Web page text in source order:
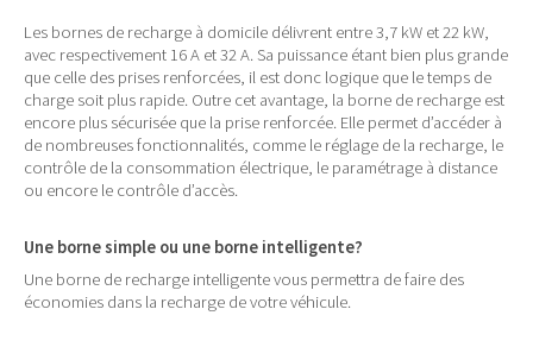
Les bornes de recharge à domicile délivrent entre 3,7 kW et 22 kW,
avec respectivement 16 A et 32 A. Sa puissance étant bien plus grande
que celle des prises renforcées, il est donc logique que le temps de
charge soit plus rapide. Outre cet avantage, la borne de recharge est
encore plus sécurisée que la prise renforcée. Elle permet d’accéder à
de nombreuses fonctionnalités, comme le réglage de la recharge, le
contrôle de la consommation électrique, le paramétrage à distance
ou encore le contrôle d’accès.
Une borne simple ou une borne intelligente?
Une borne de recharge intelligente vous permettra de faire des
économies dans la recharge de votre véhicule.